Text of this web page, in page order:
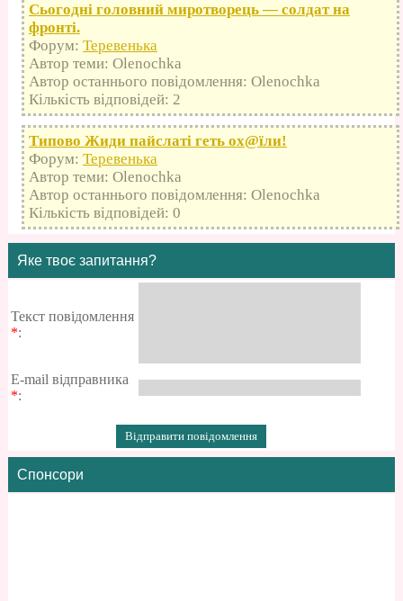
Сьогодні головний миротворець — солдат на
фронті.
Форум: Теревенька
Автор теми: Olenochka
Автор останнього повідомлення: Olenochka
Кількість відповідей: 2
Типово Жиди пайслаті геть оx@їли!
Форум: Теревенька
Автор теми: Olenochka
Автор останнього повідомлення: Olenochka
Кількість відповідей: 0
Яке твоє запитання?
Текст повідомлення
*:
E-mail відправника
*:
Спонсори